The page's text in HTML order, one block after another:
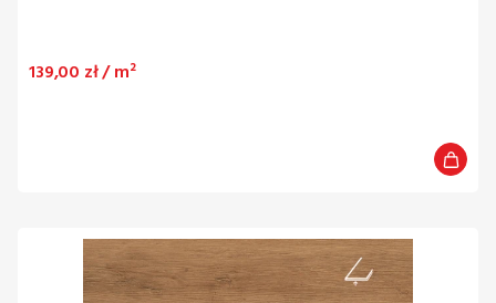
Cena
139,00 zł / m²